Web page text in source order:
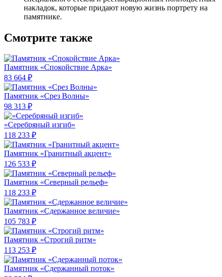
накладок, которые придают новую жизнь портрету на
памятнике.
Смотрите также
Памятник «Спокойствие Арка»
83 664 ₽
Памятник «Срез Волны»
98 313 ₽
«Серебряный изгиб»
118 233 ₽
Памятник «Гранитный акцент»
126 533 ₽
Памятник «Северный рельеф»
118 233 ₽
Памятник «Сдержанное величие»
105 783 ₽
Памятник «Строгий ритм»
113 253 ₽
Памятник «Сдержанный поток»